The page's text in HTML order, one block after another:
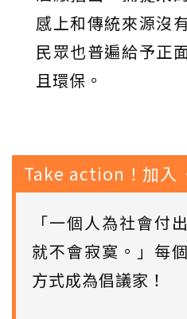
感上和傳統來源沒
民眾也普遍給予正
且環保。
Take action！加入
「一個人為社會付
就不會寂寞。」每
方式成為倡議家！